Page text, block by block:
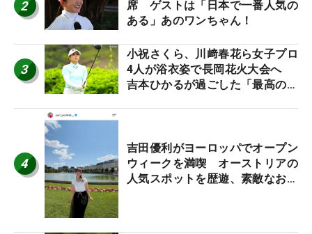
2
席 ゲストは「日本で一番人気の
ある」あのワンちゃん！
3
小祝さくら、川﨑春花ら女子プロ
4人が浴衣姿で長岡花火大会へ
吉本ひかるが過ごした「最高の夏
4
吉田優利がヨーロッパでオープン
ウィークを満喫 オーストリアの
人気スポットを歴遊、素敵なお土